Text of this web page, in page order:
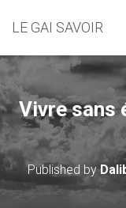
LE GAI SAVOIR
Vivre sans
Published by